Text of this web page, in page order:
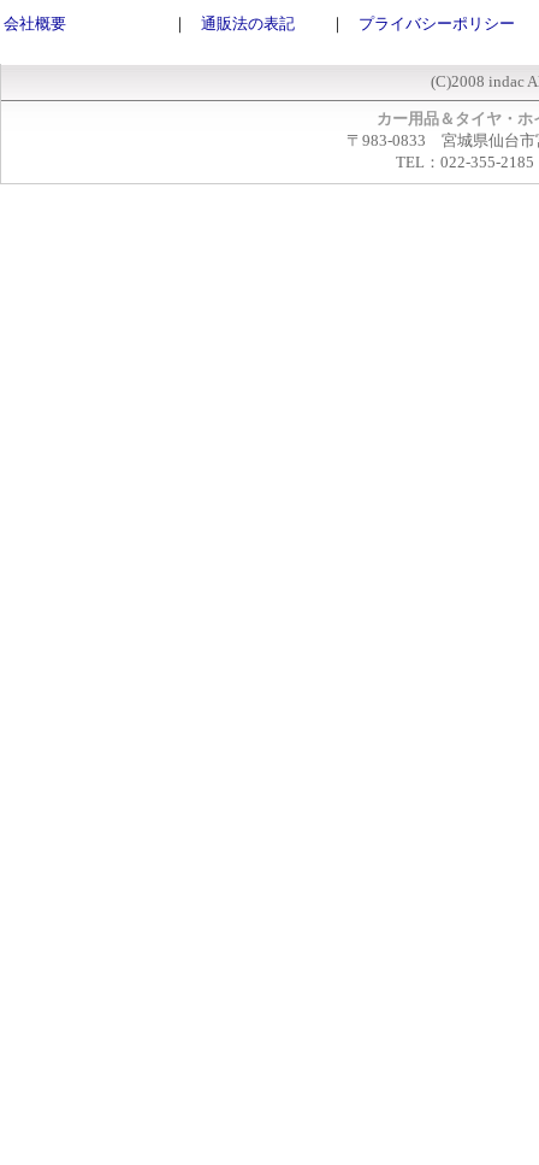
会社概要 ｜ 通販法の表記 ｜ プライバシーポリシー
(C)2008 indac
カー用品＆タイヤ・
〒983-0833 宮城県仙台市
TEL：022-355-